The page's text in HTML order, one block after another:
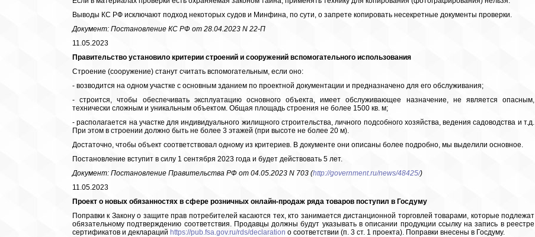
Выводы КС РФ исключают подход некоторых судов и Минфина, по сути, о запрете копировать несекретные документы проверки.
Документ: Постановление КС РФ от 28.04.2023 N 22-П
11.05.2023
Правительство установило критерии строений и сооружений вспомогательного использования
Строение (сооружение) станут считать вспомогательным, если оно:
- возводится на одном участке с основным зданием по проектной документации и предназначено для его обслуживания;
- строится, чтобы обеспечивать эксплуатацию основного объекта, имеет обслуживающее назначение, не является опасным,
технически сложным и уникальным объектом. Общая площадь строения не более 1500 кв. м;
- располагается на участке для индивидуального жилищного строительства, личного подсобного хозяйства, ведения садоводства и т.д.
При этом в строении должно быть не более 3 этажей (при высоте не более 20 м).
Достаточно, чтобы объект соответствовал одному из критериев. В документе они описаны более подробно, мы выделили основное.
Постановление вступит в силу 1 сентября 2023 года и будет действовать 5 лет.
Документ: Постановление Правительства РФ от 04.05.2023 N 703 (http://government.ru/news/48425/)
11.05.2023
Проект о новых обязанностях в сфере розничных онлайн-продаж ряда товаров поступил в Госдуму
Поправки к Закону о защите прав потребителей касаются тех, кто занимается дистанционной торговлей товарами, которые подлежат
обязательному подтверждению соответствия. Продавцы должны будут указывать в описании продукции ссылку на запись в реестре
сертификатов и деклараций https://pub.fsa.gov.ru/rds/declaration о соответствии (п. 3 ст. 1 проекта). Поправки внесены в Госдуму.